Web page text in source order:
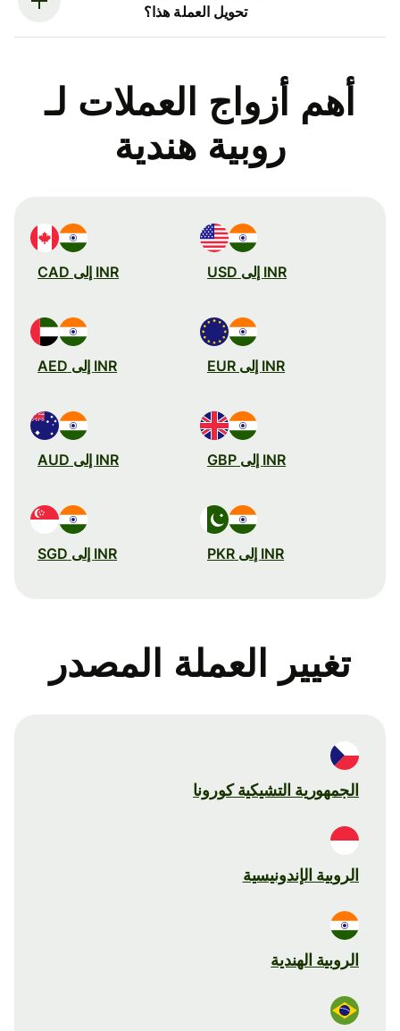
تحويل العملة هذا؟
أهم أزواج العملات لـ
روبية هندية
INR إلى USD INR إلى CAD
INR إلى EUR INR إلى AED
INR إلى GBP INR إلى AUD
INR إلى PKR INR إلى SGD
تغيير العملة المصدر
الجمهورية التشيكية كورونا
الروبية الإندونيسية
الروبية الهندية